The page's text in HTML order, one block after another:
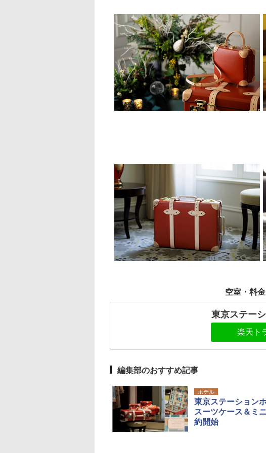
空室・料
東京ステー
楽天ト
編集部のおすすめ記事
ホテル
東京ステーション
スーツケース＆ミ
約開始